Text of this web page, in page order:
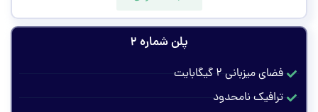
پلن شماره ۲
فضای میزبانی ۲ گیگابایت
ترافیک نامحدود